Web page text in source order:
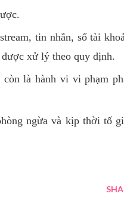
tin nhắn, số tài
xử lý theo quy định.
là hành vi vi phạm
ngừa và kịp thời tố